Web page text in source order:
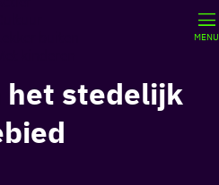
MENU
het stedelijk